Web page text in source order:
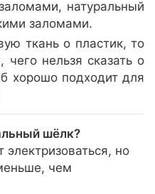
натуральный
заломами.
ткань о пластик, то
чего нельзя сказать о
хорошо подходит для
шёлк?
но
чем